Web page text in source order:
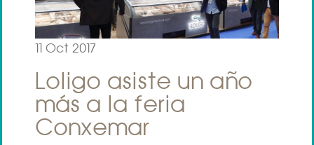
11 Oct 2017
Loligo asiste un año
más a la feria
Conxemar